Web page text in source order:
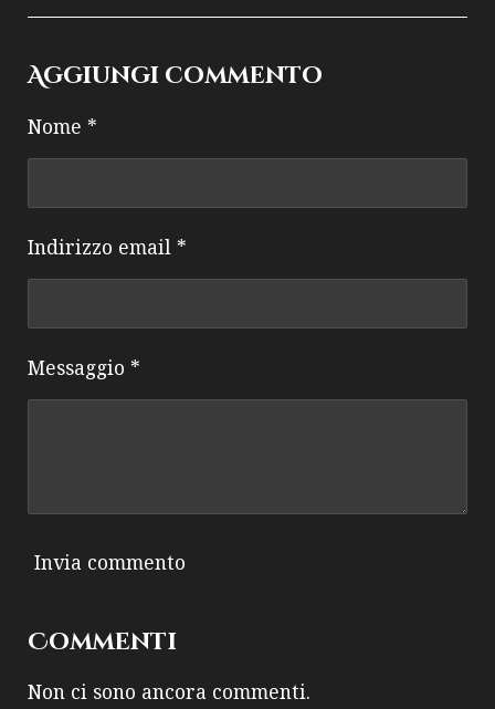
Aggiungi commento
Nome *
Indirizzo email *
Messaggio *
Invia commento
Commenti
Non ci sono ancora commenti.